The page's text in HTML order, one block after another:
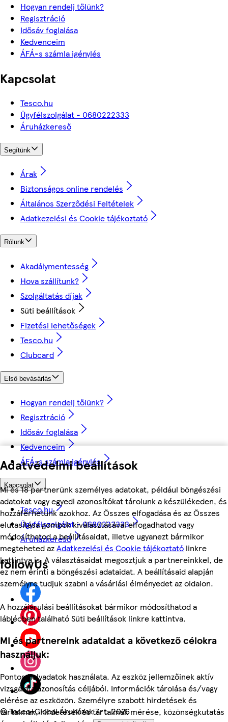
Adatvédelmi beállítások
Mi és 18 partnerünk személyes adatokat, például böngészési
adatokat vagy egyedi azonosítókat tárolunk a készülékeden, és
hozzáférhetünk azokhoz. Az Összes elfogadása és az Összes
elutasítása gombok kiválasztásával elfogadhatod vagy
módosíthatod a beállításaidat, illetve ugyanezt bármikor
megteheted azAdatkezelési és Cookie tájékoztató linkre
kattintva is. A választásaidat megosztjuk a partnereinkkel, de
ez nem érinti a böngészési adataidat. A beállításaid alapján
személyre tudjuk szabni a vásárlási élményedet az oldalon.
A hozzájárulási beállításokat bármikor módosíthatod a
láblécben található Süti beállítások linkre kattintva.
Mi és partnereink adataidat a következő célokra
használjuk:
Pontos helyadatok használata. Az eszköz jellemzőinek aktív
vizsgálata azonosítás céljából. Információk tárolása és/vagy
elérése az eszközön. Személyre szabott hirdetések és
tartalmak, hirdetések és tartalmak mérése, közönségkutatás
Hogyan rendelj tőlünk?
Regisztráció
Idősáv foglalása
Kedvenceim
ÁFÁ-s számla igénylés
Kapcsolat
Tesco.hu
Ügyfélszolgálat - 0680222333
Áruházkereső
Segítünk
Árak
Biztonságos online rendelés
Általános Szerződési Feltételek
Adatkezelési és Cookie tájékoztató
Rólunk
Akadálymentesség
Hova szállítunk?
Szolgáltatás díjak
Süti beállítások
Fizetési lehetőségek
Tesco.hu
Clubcard
Első bevásárlás
Hogyan rendelj tőlünk?
Regisztráció
Idősáv foglalása
Kedvenceim
ÁFÁ-s számla igénylés
Kapcsolat
Tesco.hu
Ügyfélszolgálat - 0680222333
Áruházkereső
followUs
©Tesco-Global Áruházak Zrt. 2026